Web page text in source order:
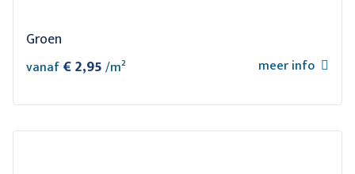
Groen
vanaf€ 2,95/m² meer info